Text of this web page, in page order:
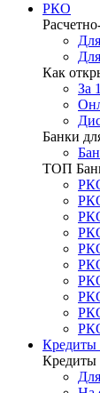
РКО
Как
За
Банки
ТОП
Кредиты
Кредиты